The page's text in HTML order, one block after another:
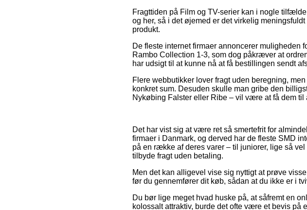
Fragttiden på Film og TV-serier kan i nogle
og her, så i det øjemed er det virkelig
produkt.
De fleste internet firmaer annoncerer muligheden
Rambo Collection 1-3, som dog påkræver at
har udsigt til at kunne nå at få bestillingen sendt
Flere webbutikker lover fragt uden beregning,
konkret sum. Desuden skulle man gribe den
Nykøbing Falster eller Ribe – vil være at få dem
Det har vist sig at være ret så smertefrit for
firmaer i Danmark, og derved har de fleste SMD
på en række af deres varer – til juniorer, lige så
tilbyde fragt uden betaling.
Men det kan alligevel vise sig nyttigt at prøve
før du gennemfører dit køb, sådan at du ikke er i
Du bør lige meget hvad huske på, at såfremt en
kolossalt attraktiv, burde det ofte være et bevis på